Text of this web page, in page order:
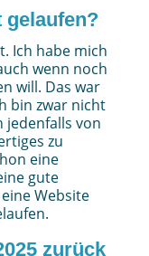
gelaufen?
Ich habe mich
wenn noch
will. Das war
bin zwar nicht
jedenfalls von
zu
eine
gute
Website
zurück